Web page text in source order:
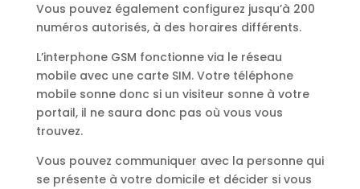
Vous pouvez également configurez jusqu’à 200
numéros autorisés, à des horaires différents.
L’interphone GSM fonctionne via le réseau
mobile avec une carte SIM. Votre téléphone
mobile sonne donc si un visiteur sonne à votre
portail, il ne saura donc pas où vous vous
trouvez.
Vous pouvez communiquer avec la personne qui
se présente à votre domicile et décider si vous